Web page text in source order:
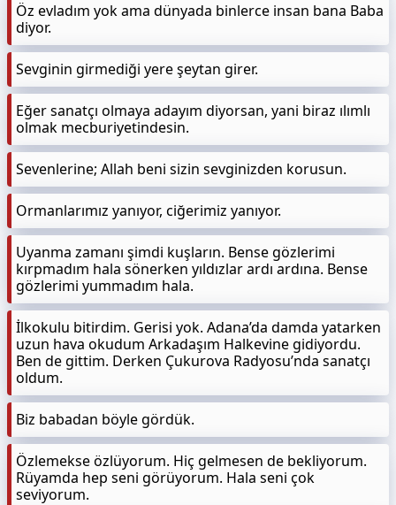
Öz evladım yok ama dünyada binlerce insan bana Baba
diyor.
Sevginin girmediği yere şeytan girer.
Eğer sanatçı olmaya adayım diyorsan, yani biraz ılımlı
olmak mecburiyetindesin.
Sevenlerine; Allah beni sizin sevginizden korusun.
Ormanlarımız yanıyor, ciğerimiz yanıyor.
Uyanma zamanı şimdi kuşların. Bense gözlerimi
kırpmadım hala sönerken yıldızlar ardı ardına. Bense
gözlerimi yummadım hala.
İlkokulu bitirdim. Gerisi yok. Adana’da damda yatarken
uzun hava okudum Arkadaşım Halkevine gidiyordu.
Ben de gittim. Derken Çukurova Radyosu’nda sanatçı
oldum.
Biz babadan böyle gördük.
Özlemekse özlüyorum. Hiç gelmesen de bekliyorum.
Rüyamda hep seni görüyorum. Hala seni çok
seviyorum.